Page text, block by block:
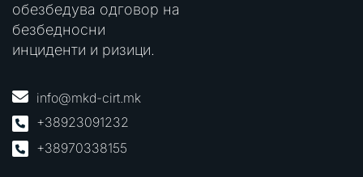
обезбедува одговор на
безбедносни
инциденти и ризици.
info@mkd-cirt.mk
+38923091232
+38970338155